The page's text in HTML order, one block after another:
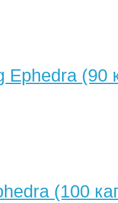
Ephedra (90
(100